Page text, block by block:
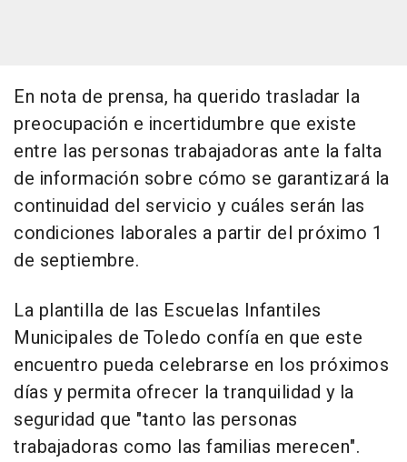
En nota de prensa, ha querido trasladar la
preocupación e incertidumbre que existe
entre las personas trabajadoras ante la falta
de información sobre cómo se garantizará la
continuidad del servicio y cuáles serán las
condiciones laborales a partir del próximo 1
de septiembre.
La plantilla de las Escuelas Infantiles
Municipales de Toledo confía en que este
encuentro pueda celebrarse en los próximos
días y permita ofrecer la tranquilidad y la
seguridad que "tanto las personas
trabajadoras como las familias merecen".